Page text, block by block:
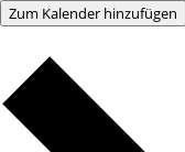
Zum Kalender hinzufügen